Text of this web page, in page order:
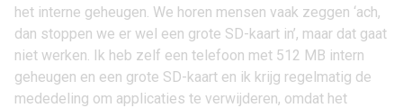
het interne geheugen. We horen mensen vaak zeggen ‘ach,
dan stoppen we er wel een grote SD-kaart in’, maar dat gaat
niet werken. Ik heb zelf een telefoon met 512 MB intern
geheugen en een grote SD-kaart en ik krijg regelmatig de
mededeling om applicaties te verwijderen, omdat het